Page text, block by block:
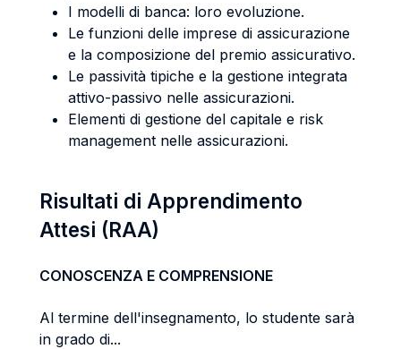
I modelli di banca: loro evoluzione.
Le funzioni delle imprese di assicurazione
e la composizione del premio assicurativo.
Le passività tipiche e la gestione integrata
attivo-passivo nelle assicurazioni.
Elementi di gestione del capitale e risk
management nelle assicurazioni.
Risultati di Apprendimento
Attesi (RAA)
CONOSCENZA E COMPRENSIONE
Al termine dell'insegnamento, lo studente sarà
in grado di...